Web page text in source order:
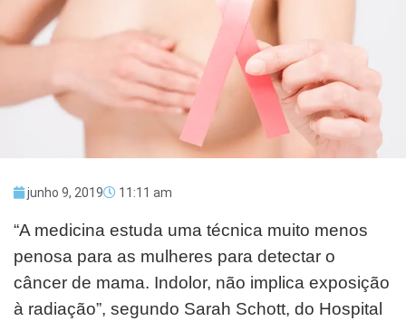
junho 9, 2019 11:11 am
“A medicina estuda uma técnica muito menos
penosa para as mulheres para detectar o
câncer de mama. Indolor, não implica exposição
à radiação”, segundo Sarah Schott, do Hospital